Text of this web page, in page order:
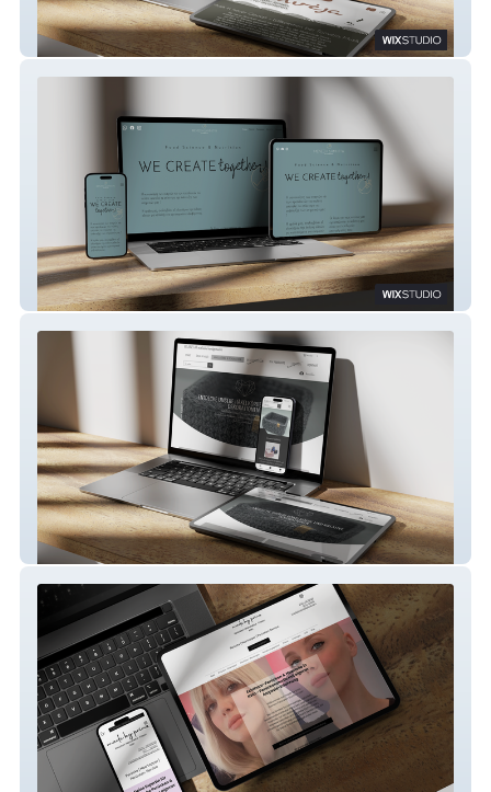
Musikschule Tonvėja
Menexifns
fr-anzi.at